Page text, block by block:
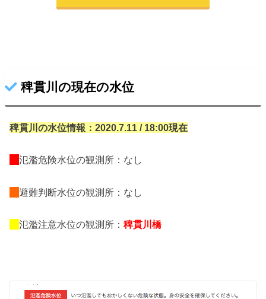
稗貫川の現在の水位
稗貫川の水位情報：2020.7.11 / 18:00現在
氾濫危険水位の観測所：なし
避難判断水位の観測所：なし
氾濫注意水位の観測所：稗貫川橋